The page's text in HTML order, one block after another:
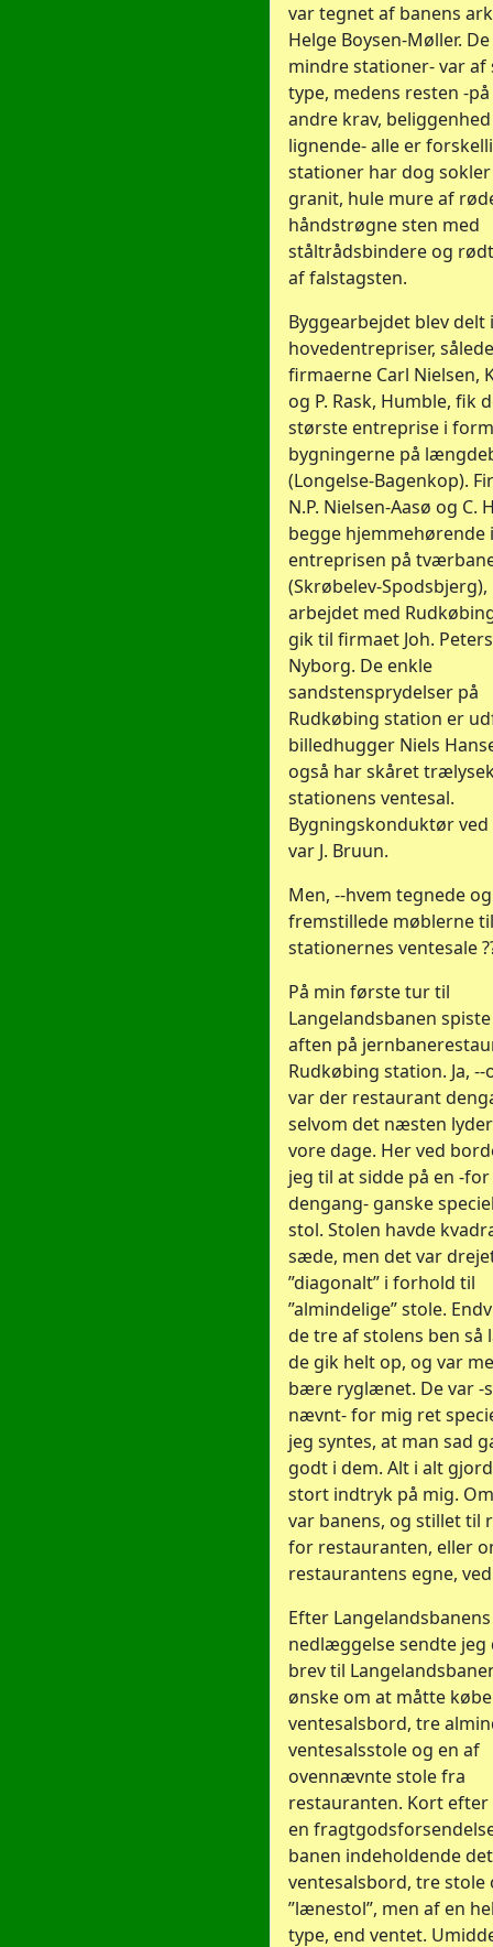
var tegnet af banens
Helge Boysen-Møller.
mindre stationer- var af
type, medens resten -
andre krav,
lignende- alle er
stationer har dog
granit, hule mure af
håndstrøgne sten med
ståltrådsbindere og
af falstagsten.
Byggearbejdet blev delt
hovedentrepriser,
firmaerne Carl Nielsen,
og P. Rask, Humble, fik
største entreprise i
bygningerne på
(Longelse-Bagenkop).
N.P. Nielsen-Aasø og C.
begge hjemmehørende
entreprisen på
(Skrøbelev-
arbejdet med
gik til firmaet Joh.
Nyborg. De enkle
sandstensprydelser på
Rudkøbing station er
billedhugger Niels
også har skåret
stationens ventesal.
Bygningskonduktør
var J. Bruun.
Men, --hvem tegnede og
fremstillede møblerne til
stationernes ventesale
På min første tur til
Langelandsbanen
aften på
Rudkøbing station. Ja,
var der restaurant
selvom det næsten
vore dage. Her ved
jeg til at sidde på en -
dengang- ganske
stol. Stolen havde
sæde, men det var
”diagonalt” i forhold til
”almindelige” stole.
de tre af stolens ben så
de gik helt op, og var
bære ryglænet. De var -
nævnt- for mig ret
jeg syntes, at man sad
godt i dem. Alt i alt
stort indtryk på mig.
var banens, og stillet til
for restauranten, eller
restaurantens egne,
Efter Langelandsbanens
nedlæggelse sendte
brev til
ønske om at måtte
ventesalsbord, tre
ventesalsstole og en af
ovennævnte stole fra
restauranten. Kort
en
banen indeholdende
ventesalsbord, tre stole
”lænestol”, men af en
type, end ventet.